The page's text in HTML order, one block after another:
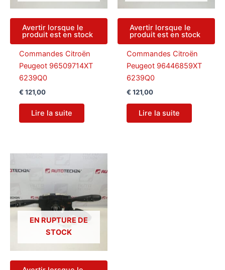
Avertir lorsque le
produit est en stock
Commandes Citroën
Peugeot 96509714XT
6239Q0
€ 121,00
Lire la suite
Avertir lorsque le
produit est en stock
Commandes Citroën
Peugeot 96446859XT
6239Q0
€ 121,00
Lire la suite
EN RUPTURE DE
STOCK